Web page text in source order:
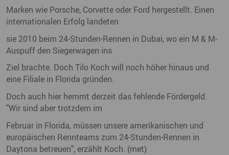
Marken wie Porsche, Corvette oder Ford hergestellt. Einen
internationalen Erfolg landeten
sie 2010 beim 24-Stunden-Rennen in Dubai, wo ein M & M-
Auspuff den Siegerwagen ins
Ziel brachte. Doch Tilo Koch will noch höher hinaus und
eine Filiale in Florida gründen.
Doch auch hier hemmt derzeit das fehlende Fördergeld.
"Wir sind aber trotzdem im
Februar in Florida, müssen unsere amerikanischen und
europäischen Rennteams zum 24-Stunden-Rennen in
Daytona betreuen", erzählt Koch. (met)